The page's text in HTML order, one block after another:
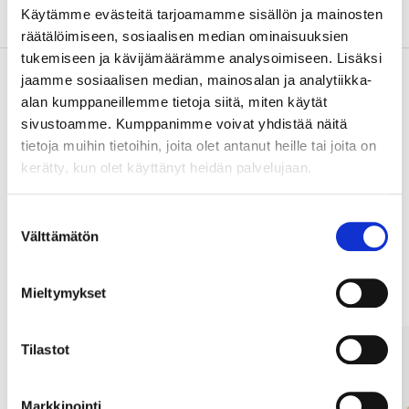
Käytämme evästeitä tarjoamamme sisällön ja mainosten
räätälöimiseen, sosiaalisen median ominaisuuksien
tukemiseen ja kävijämäärämme analysoimiseen. Lisäksi
jaamme sosiaalisen median, mainosalan ja analytiikka-
alan kumppaneillemme tietoja siitä, miten käytät
sivustoamme. Kumppanimme voivat yhdistää näitä
tietoja muihin tietoihin, joita olet antanut heille tai joita on
kerätty, kun olet käyttänyt heidän palvelujaan.
valinta
Välttämätön
Mieltymykset
Tilastot
Markkinointi
Tietoa valmistajasta
Osta & Nouda
Osta verkosta ja nouda tavaratalosta jo 2 tunnin kuluttua!
LUE LISÄÄ
Muut asiakkaat ostivat myös